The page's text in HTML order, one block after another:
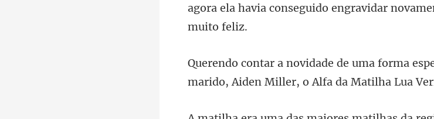
agora ela havia conseguido engrav
marido, Aiden Miller